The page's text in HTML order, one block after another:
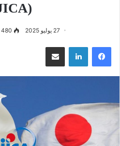
(JICA)
27 يوليو 2025 480
فيسبوك لينكدإن مشاركة عبر البريد